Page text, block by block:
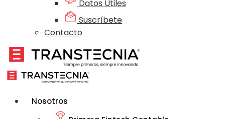
Datos Útiles
Suscríbete
Contacto
Nosotros